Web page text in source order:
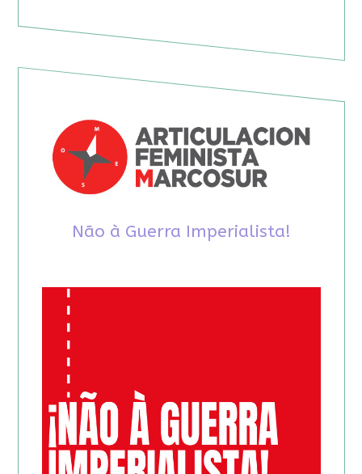
Não à Guerra Imperialista!